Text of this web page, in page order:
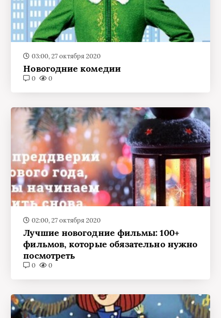
03:00, 27 октября 2020
Новогодние комедии
0 0
02:00, 27 октября 2020
Лучшие новогодние фильмы: 100+
фильмов, которые обязательно нужно
посмотреть
0 0